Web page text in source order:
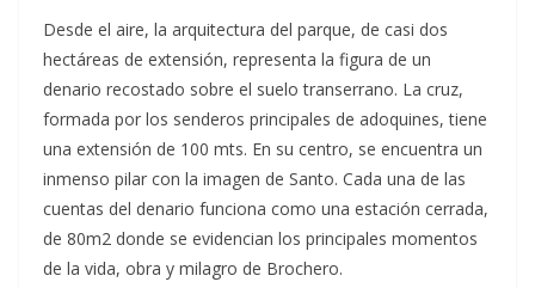
Desde el aire, la arquitectura del parque, de casi dos
hectáreas de extensión, representa la figura de un
denario recostado sobre el suelo transerrano. La cruz,
formada por los senderos principales de adoquines, tiene
una extensión de 100 mts. En su centro, se encuentra un
inmenso pilar con la imagen de Santo. Cada una de las
cuentas del denario funciona como una estación cerrada,
de 80m2 donde se evidencian los principales momentos
de la vida, obra y milagro de Brochero.